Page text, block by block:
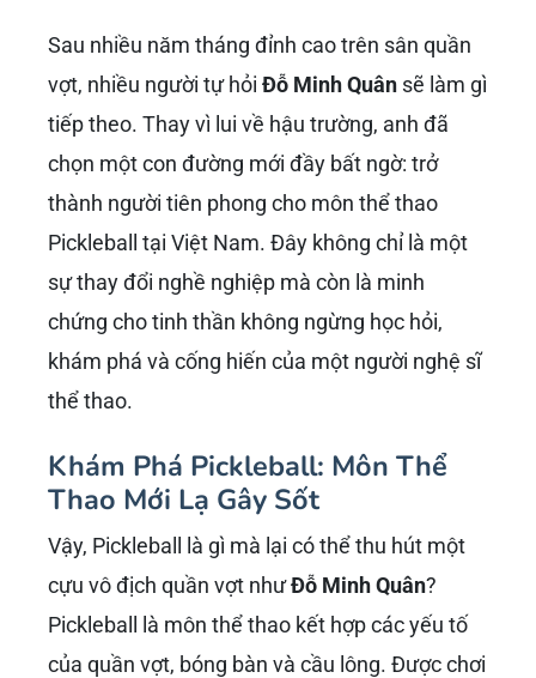
Sau nhiều năm tháng đỉnh cao trên sân quần
vợt, nhiều người tự hỏi Đỗ Minh Quân sẽ làm gì
tiếp theo. Thay vì lui về hậu trường, anh đã
chọn một con đường mới đầy bất ngờ: trở
thành người tiên phong cho môn thể thao
Pickleball tại Việt Nam. Đây không chỉ là một
sự thay đổi nghề nghiệp mà còn là minh
chứng cho tinh thần không ngừng học hỏi,
khám phá và cống hiến của một người nghệ sĩ
thể thao.
Khám Phá Pickleball: Môn Thể
Thao Mới Lạ Gây Sốt
Vậy, Pickleball là gì mà lại có thể thu hút một
cựu vô địch quần vợt nhưĐỗ Minh Quân?
Pickleball là môn thể thao kết hợp các yếu tố
của quần vợt, bóng bàn và cầu lông. Được chơi